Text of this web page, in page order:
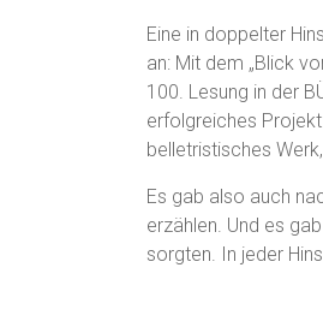
Eine in doppelter
an: Mit dem „Blick
100. Lesung in der
erfolgreiches
belletristisches
Es gab also auch
erzählen. Und es
sorgten. In jeder